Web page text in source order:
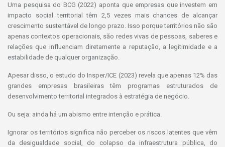
Uma pesquisa do BCG (2022) aponta que empresas que investem em
impacto social territorial têm 2,5 vezes mais chances de alcançar
crescimento sustentável de longo prazo. Isso porque territórios não são
apenas contextos operacionais, são redes vivas de pessoas, saberes e
relações que influenciam diretamente a reputação, a legitimidade e a
estabilidade de qualquer organização.
Apesar disso, o estudo do Insper/ICE (2023) revela que apenas 12% das
grandes empresas brasileiras têm programas estruturados de
desenvolvimento territorial integrados à estratégia de negócio.
Ou seja: ainda há um abismo entre intenção e prática.
Ignorar os territórios significa não perceber os riscos latentes que vêm
da desigualdade social, do colapso da infraestrutura pública, do